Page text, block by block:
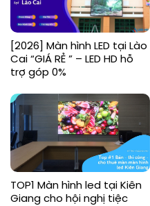
[2026] Màn hình LED tại Lào
Cai “GIÁ RẺ ” – LED HD hỗ
trợ góp 0%
TOP1 Màn hình led tại Kiên
Giang cho hội nghị tiệc